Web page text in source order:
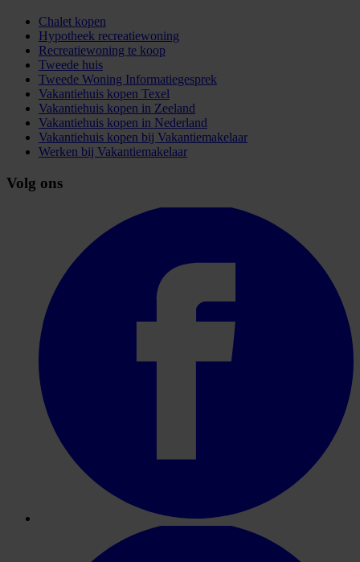
Chalet kopen
Hypotheek recreatiewoning
Recreatiewoning te koop
Tweede huis
Tweede Woning Informatiegesprek
Vakantiehuis kopen Texel
Vakantiehuis kopen in Zeeland
Vakantiehuis kopen in Nederland
Vakantiehuis kopen bij Vakantiemakelaar
Werken bij Vakantiemakelaar
Volg ons